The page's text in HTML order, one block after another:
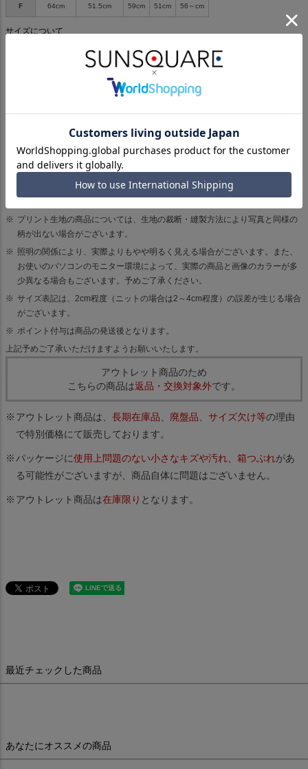
F 64cm 51.5cm 59cm 51cm 56～cm
サイズについて
ご購入前に必ずご確認ください。
ご予約品及びお届け予定が設定されている商品をご購入の際は、誠に申し訳
させていただく場合がございます。予めご了承ください。
生産の都合上、商品の納期が変更となる場合がございます。
取り扱いについては、商品についている品質表示でご確認ください。
商品画像はサンプルのため、色味や仕様、サイズ感など変更がある場合がご
プリント生地の商品については、生地の裁断・縫製方法により写真と同様の
柄が出ない場合がございます。
照明の関係により、実際よりもやや明るく見える場合がございます。また、
お使いのパソコンのモニター環境によって、実際の商品と画像のカラーが多
少異なる場合もございます。予めご了承ください。
サイズ表記は、2cm程度（ニットの場合は2～4cm程度）の誤差が生じる場合
がございます。
ポイント付与は商品の発送後となります。
上記予めご了承いただけますようお願いいたします。
アウトレット商品のため
こちらの商品は返品・交換対象外です。
アウトレット商品は、 長期在庫品、廃盤品、サイズ欠け等の理由
で特別価格にて販売しております。
パッケージに使用上問題のない小さなキズや汚れ、箱つぶれがあ
る可能性がございますが、商品自体に問題はございません。
アウトレット商品は在庫限り となります。
最近チェックした商品
あなたにオススメの商品